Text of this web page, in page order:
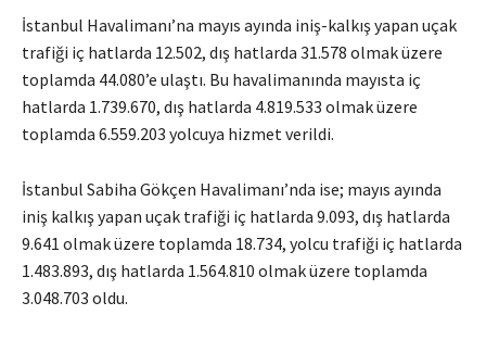
İstanbul Havalimanı’na mayıs ayında iniş-kalkış yapan uçak
trafiği iç hatlarda 12.502, dış hatlarda 31.578 olmak üzere
toplamda 44.080’e ulaştı. Bu havalimanında mayısta iç
hatlarda 1.739.670, dış hatlarda 4.819.533 olmak üzere
toplamda 6.559.203 yolcuya hizmet verildi.
İstanbul Sabiha Gökçen Havalimanı’nda ise; mayıs ayında
iniş kalkış yapan uçak trafiği iç hatlarda 9.093, dış hatlarda
9.641 olmak üzere toplamda 18.734, yolcu trafiği iç hatlarda
1.483.893, dış hatlarda 1.564.810 olmak üzere toplamda
3.048.703 oldu.